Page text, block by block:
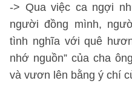
-> Qua việc ca ngợi
người đồng mình,
tình nghĩa với quê
nhớ nguồn” của cha
và vươn lên bằng ý chí